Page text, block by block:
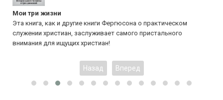
Мои три жизни
Эта книга, как и другие книги Фергюсона о практическом
служении христиан, заслуживает самого пристального
внимания для ищущих христиан!
Назад Вперед